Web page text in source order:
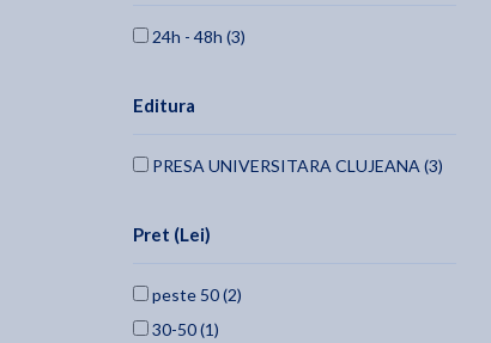
24h - 48h (3)
Editura
PRESA UNIVERSITARA CLUJEANA (3)
Pret (Lei)
peste 50 (2)
30-50 (1)